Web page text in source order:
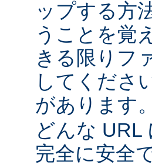
ップする方
うことを覚
きる限りフ
してくださ
があります。
どんな URL
完全に安全